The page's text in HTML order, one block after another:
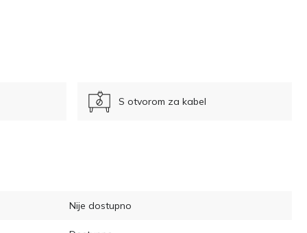
S otvorom za kabel
Nije dostupno